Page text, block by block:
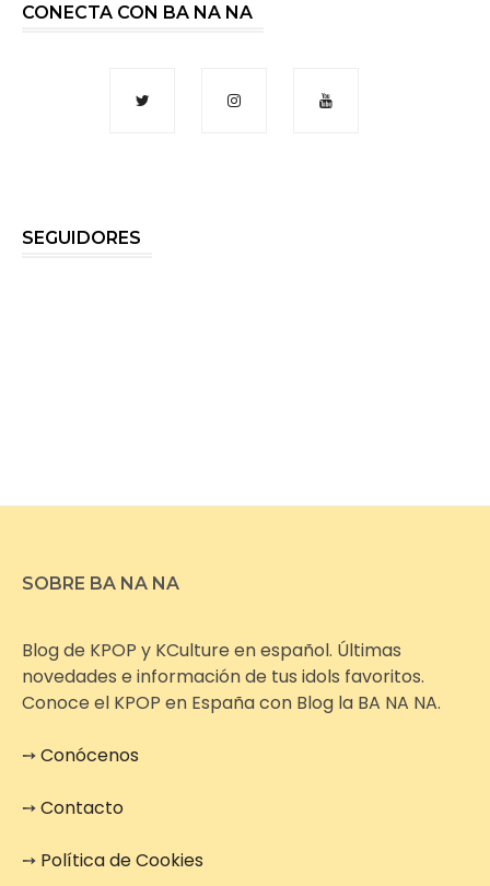
CONECTA CON BA NA NA
SEGUIDORES
SOBRE BA NA NA
Blog de KPOP y KCulture en español. Últimas
novedades e información de tus idols favoritos.
Conoce el KPOP en España con Blog la BA NA NA.
➙Conócenos
➙Contacto
➙ Política de Cookies